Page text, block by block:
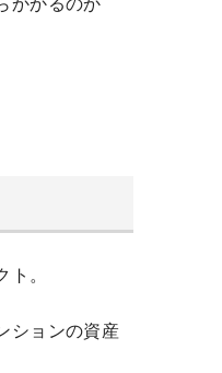
。
ションの資産